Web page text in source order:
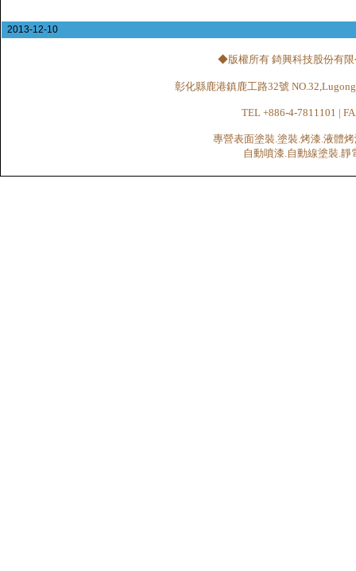
2013-12-10
◆版權所有 錡興科技股份有限
彰化縣鹿港鎮鹿工路32號
TEL +886-4-7811101 |
專營表面塗裝.塗裝.烤漆.液體
自動噴漆.自動線塗裝.